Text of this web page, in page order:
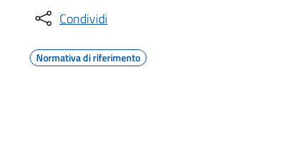
Condividi
Normativa di riferimento